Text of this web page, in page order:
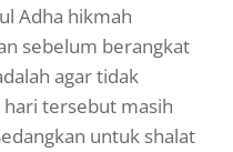
Adha hikmah
sebelum berangkat
agar tidak
hari tersebut masih
untuk shalat